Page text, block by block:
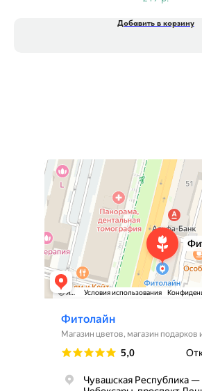
Добавить в корзину
Фитолайн
Магазин цветов в Чебоксарах
Магазин подарков и сувениров в Чебоксарах